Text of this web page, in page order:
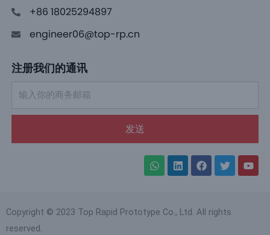
+86 18025294897
engineer06@top-rp.cn
注册我们的通讯
发送
Copyright © 2023 Top Rapid Prototype Co., Ltd. All rights
reserved.